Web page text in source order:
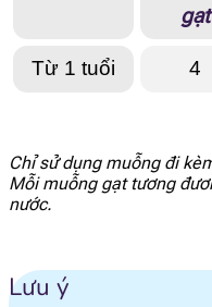
[popup_anything
[popup_anything
id="1974"]
gạt
Từ 1 tuổi 4
Chỉ sử dụng muỗng đi
Mỗi muỗng gạt tương
nước.
Lưu ý